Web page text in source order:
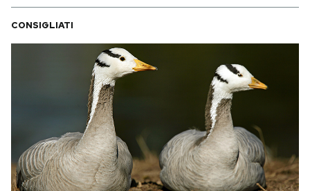
CONSIGLIATI